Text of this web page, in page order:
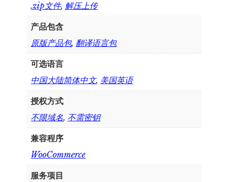
.zip文件, 解压上传
产品包含
原版产品包, 翻译语言包
可选语言
中国大陆简体中文, 美国英语
授权方式
不限域名, 不需密钥
兼容程序
WooCommerce
服务项目